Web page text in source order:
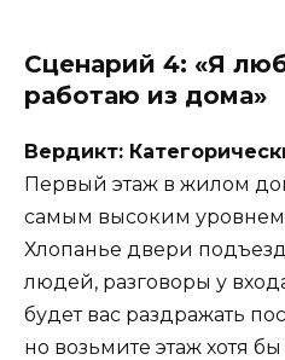
Сценарий 4: «Я
работаю из дома»
Вердикт:
Первый этаж в жилом
самым высоким
Хлопанье двери
людей, разговоры у
будет вас раздражать
но возьмите этаж хотя